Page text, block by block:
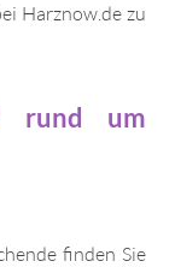
Harznow.de zu
rund um
finden Sie